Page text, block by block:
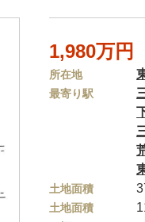
1,980万円
所在地
最寄り駅
土地面積
土地面積